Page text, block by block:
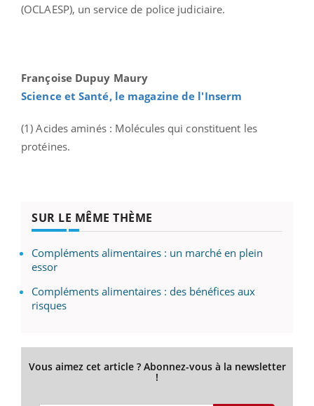
(OCLAESP), un service de police judiciaire.
Françoise Dupuy Maury
Science et Santé, le magazine de l'Inserm
(1) Acides aminés : Molécules qui constituent les
protéines.
SUR LE MÊME THÈME
Compléments alimentaires : un marché en plein
essor
Compléments alimentaires : des bénéfices aux
risques
Vous aimez cet article ? Abonnez-vous à la newsletter
!